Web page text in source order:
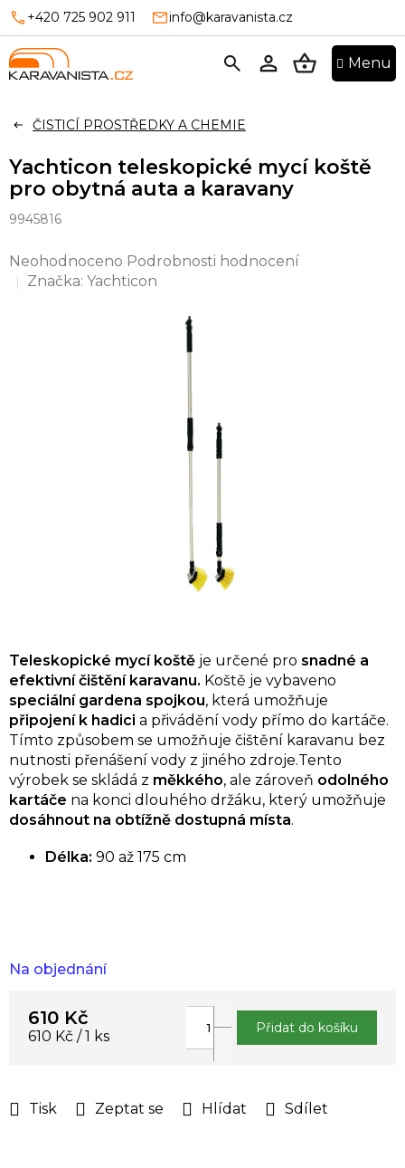
Přejít
obsah
+420 725 902 911 info@karavanista.cz
ČISTICÍ PROSTŘEDKY A CHEMIE
Yachticon teleskopické mycí koště
pro obytná auta a karavany
9945816
Průměrné
hodnocení
Neohodnoceno Podrobnosti hodnocení
Značka: Yachticon
Na objednání
Teleskopické mycí koště je určené pro snadné a
efektivní čištění karavanu. Koště je vybaveno
speciální gardena spojkou, která umožňuje
připojení k hadici a přivádění vody přímo do kartáče.
Tímto způsobem se umožňuje čištění karavanu bez
nutnosti přenášení vody z jiného zdroje.Tento
výrobek se skládá z měkkého, ale zároveň odolného
kartáče na konci dlouhého držáku, který umožňuje
dosáhnout na obtížně dostupná místa.
Délka: 90 až 175 cm
Tisk Zeptat se Hlídat Sdílet
610 Kč
Měrná
610 Kč / 1 ks Přidat do košíku